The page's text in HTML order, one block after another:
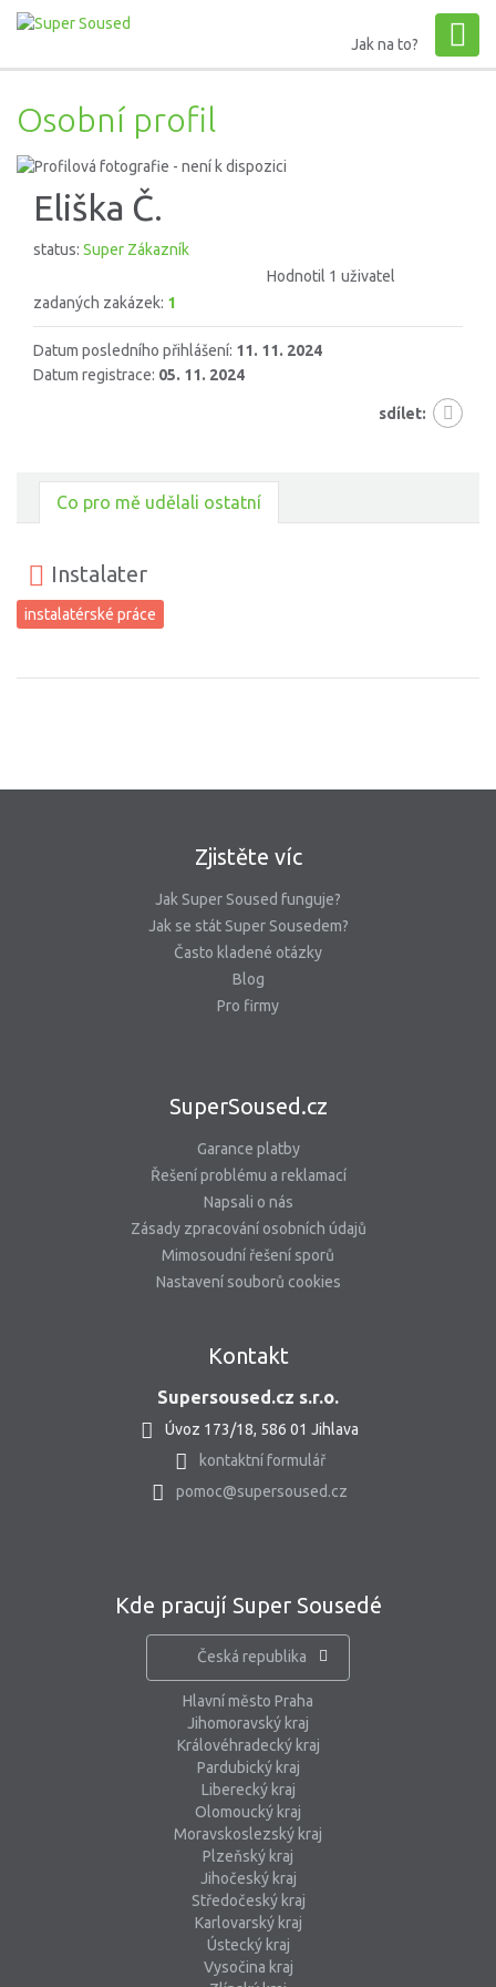
Jak na to?
Osobní profil
Eliška Č.
status: Super Zákazník
Hodnotil 1 uživatel
zadaných zakázek: 1
Datum posledního přihlášení: 11. 11. 2024
Datum registrace: 05. 11. 2024
sdílet:
Co pro mě udělali ostatní
Instalater
instalatérské práce
Zjistěte víc
Jak Super Soused funguje?
Jak se stát Super Sousedem?
Často kladené otázky
Blog
Pro firmy
SuperSoused.cz
Garance platby
Řešení problému a reklamací
Napsali o nás
Zásady zpracování osobních údajů
Mimosoudní řešení sporů
Nastavení souborů cookies
Kontakt
Supersoused.cz s.r.o.
Úvoz 173/18, 586 01 Jihlava
kontaktní formulář
pomoc@supersoused.cz
Kde pracují Super Sousedé
Česká republika
Hlavní město Praha
Jihomoravský kraj
Královéhradecký kraj
Pardubický kraj
Liberecký kraj
Olomoucký kraj
Moravskoslezský kraj
Plzeňský kraj
Jihočeský kraj
Středočeský kraj
Karlovarský kraj
Ústecký kraj
Vysočina kraj